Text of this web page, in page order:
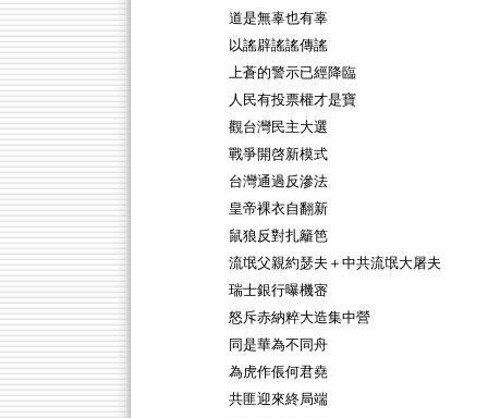
道是無辜也有辜
以謠辟謠謠傳謠
上蒼的警示已經降臨
人民有投票權才是寶
觀台灣民主大選
戰爭開啓新模式
台灣通過反滲法
皇帝裸衣自翻新
鼠狼反對扎籬笆
流氓父親約瑟夫＋中共流氓大屠夫
瑞士銀行曝機宻
怒斥赤納粹大造集中營
同是華為不同舟
為虎作倀何君堯
共匪迎來終局端